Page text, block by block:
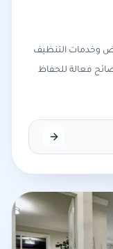
وخدمات التنظيف
فعالة للحفاظ